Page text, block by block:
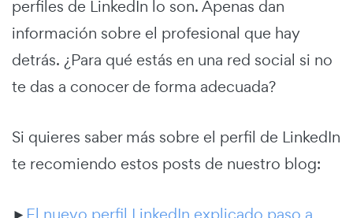
perfiles de LinkedIn lo son. Apenas dan
información sobre el profesional que hay
detrás. ¿Para qué estás en una red social si no
te das a conocer de forma adecuada?
Si quieres saber más sobre el perfil de LinkedIn
te recomiendo estos posts de nuestro blog:
► El nuevo perfil LinkedIn explicado paso a